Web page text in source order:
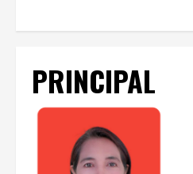
PRINCIPAL